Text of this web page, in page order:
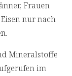
Frauen
nur nach
Mineralstoffe
im